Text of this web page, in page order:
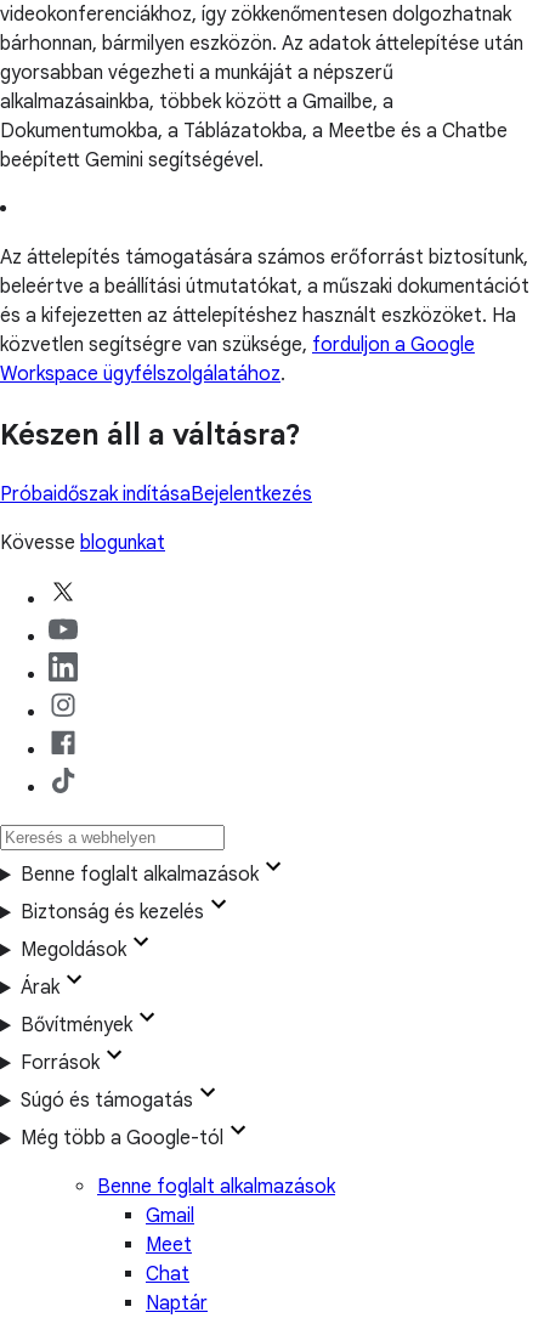
videokonferenciákhoz, így zökkenőmentesen dolgozhatnak
bárhonnan, bármilyen eszközön. Az adatok áttelepítése után
gyorsabban végezheti a munkáját a népszerű
alkalmazásainkba, többek között a Gmailbe, a
Dokumentumokba, a Táblázatokba, a Meetbe és a Chatbe
beépített Gemini segítségével.
Az áttelepítés támogatására számos erőforrást biztosítunk,
beleértve a beállítási útmutatókat, a műszaki dokumentációt
és a kifejezetten az áttelepítéshez használt eszközöket. Ha
közvetlen segítségre van szüksége, forduljon a Google
Workspace ügyfélszolgálatához.
Készen áll a váltásra?
Próbaidőszak indításaBejelentkezés
Kövesse blogunkat
Benne foglalt alkalmazások
Biztonság és kezelés
Megoldások
Árak
Bővítmények
Források
Súgó és támogatás
Még több a Google-tól
Benne foglalt alkalmazások
Gmail
Meet
Chat
Naptár